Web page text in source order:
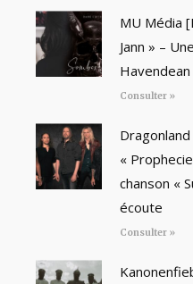
MU Média
Jann » –
Consulter »
«
chanson «
écoute
Consulter »